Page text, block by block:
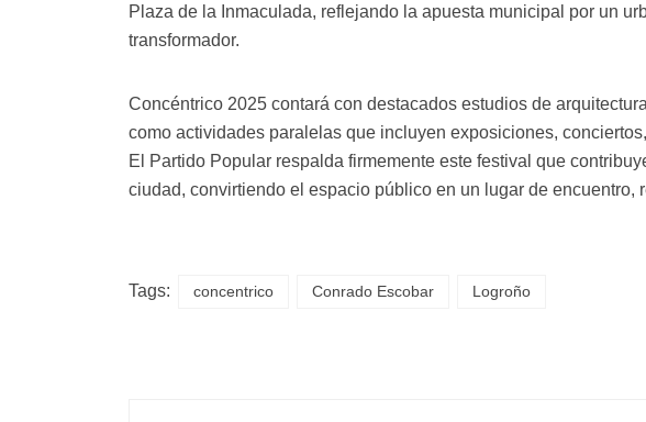
Plaza de la Inmaculada, reflejando la apuesta municipal por un
transformador.
Concéntrico 2025 contará con destacados estudios de
como actividades paralelas que incluyen exposiciones,
El Partido Popular respalda firmemente este festival que
ciudad, convirtiendo el espacio público en un lugar de encuentro,
Tags: concentrico Conrado Escobar Logroño